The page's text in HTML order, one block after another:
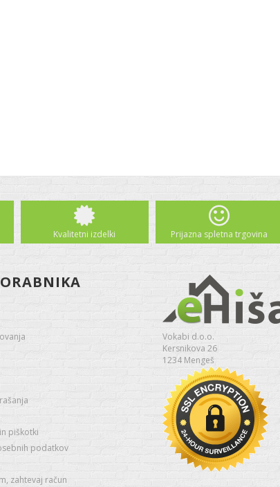
Kvalitetni izdelki Prijazna spletna trgovina
piškotki
podatkov
zahtevaj račun
Vokabi d.o.o.
Kersnikova 26
1234 Mengeš